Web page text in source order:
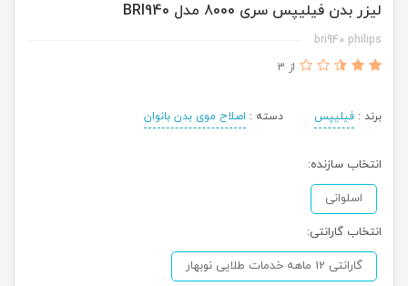
لیزر بدن فیلیپس سری 8000 مدل BRI940
bri940 philips
از 3
برند : فیلیپس دسته : اصلاح موی بدن بانوان
انتخاب سازنده:
اسلوانی
انتخاب گارانتی:
گارانتی 12 ماهه خدمات طلایی نوبهار